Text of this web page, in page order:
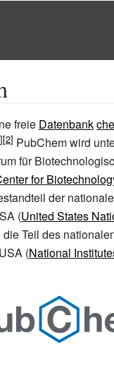
freie Datenbank
PubChem wird
für
for
der
(United States
die Teil des
(National